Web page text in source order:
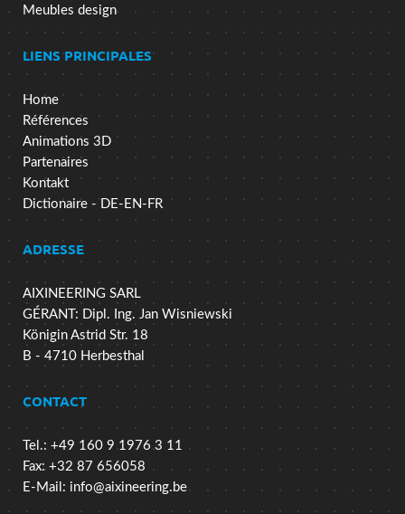
Meubles design
LIENS PRINCIPALES
Home
Références
Animations 3D
Partenaires
Kontakt
Dictionaire - DE-EN-FR
ADRESSE
AIXINEERING SARL
GÉRANT: Dipl. Ing. Jan Wisniewski
Königin Astrid Str. 18
B - 4710 Herbesthal
CONTACT
Tel.: +49 160 9 1976 3 11
Fax: +32 87 656058
E-Mail: info@aixineering.be